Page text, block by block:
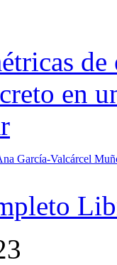
en
García-Valcárcel